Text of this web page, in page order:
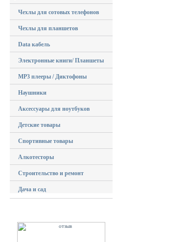
Чехлы для сотовых телефонов
Чехлы для планшетов
Data кабель
Электронные книги/ Планшеты
MP3 плееры / Диктофоны
Наушники
Аксессуары для ноутбуков
Детские товары
Спортивные товары
Алкотесторы
Строительство и ремонт
Дача и сад